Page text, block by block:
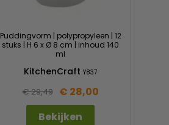
Puddingvorm | polypropyleen | 12
stuks | H 6 x Ø 8 cm | inhoud 140
ml
KitchenCraft Y837
€ 29,49
€ 28,00
Bekijken